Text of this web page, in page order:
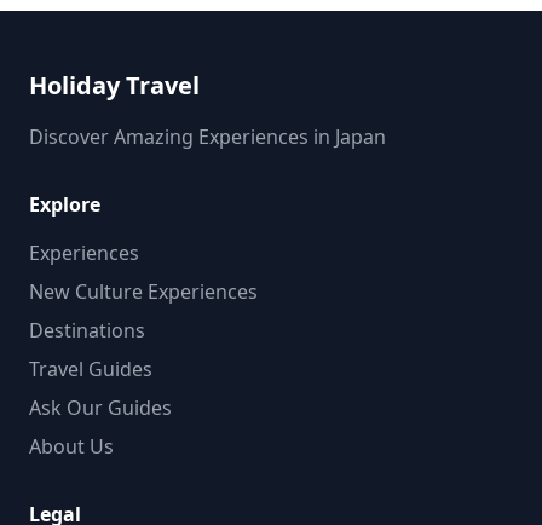
(https://assets.hldycdn.com/19cf17e4-2d11-425b-9139-
506ae33e7667.jpg?w=1200&h=800&fit=crop&q=80)
Holiday Travel
Discover Amazing Experiences in Japan
Explore
Experiences
New Culture Experiences
Destinations
Travel Guides
Ask Our Guides
About Us
Legal